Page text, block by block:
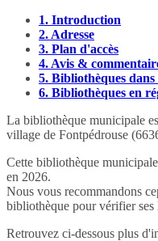
1. Introduction
2. Adresse
3. Plan d'accès
4. Avis &
5. Bibliothèques dans
6. Bibliothèques en
La bibliothèque municipale
village de Fontpédrouse
Cette bibliothèque
en 2026.
Nous vous recommandons
bibliothèque pour vérifier ses
Retrouvez ci-dessous plus